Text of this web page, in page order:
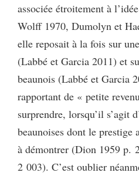
associée étroitement à
Wolff 1970, Dumolyn et
elle reposait à la fois sur
(Labbé et Garcia 2011) et
beaunois (Labbé et Garcia
rapportant de « petite
surprendre, lorsqu’il s’agit
beaunoises dont le prestige
à démontrer (Dion 1959 p.
2 003). C’est oublier